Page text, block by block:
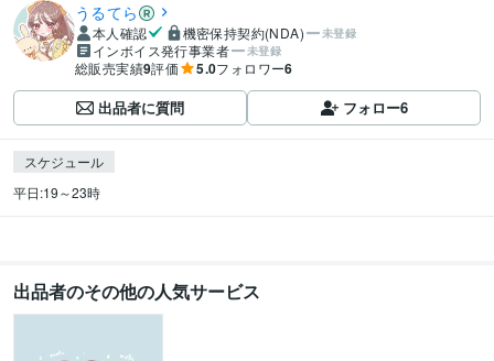
うるてら
本人確認 機密保持契約(NDA) 未登録
インボイス発行事業者 未登録
総販売実績9評価 5.0フォロワー6
出品者に質問 フォロー6
スケジュール
平日:19～23時
出品者のその他の人気サービス